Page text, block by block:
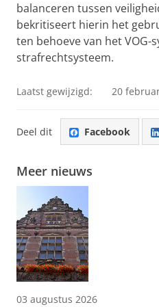
balanceren tussen
bekritiseert hierin het
ten behoeve van het VOG-
strafrechtsysteem.
Laatst gewijzigd: 20
Deel dit Facebook
Meer nieuws
03 augustus 2026